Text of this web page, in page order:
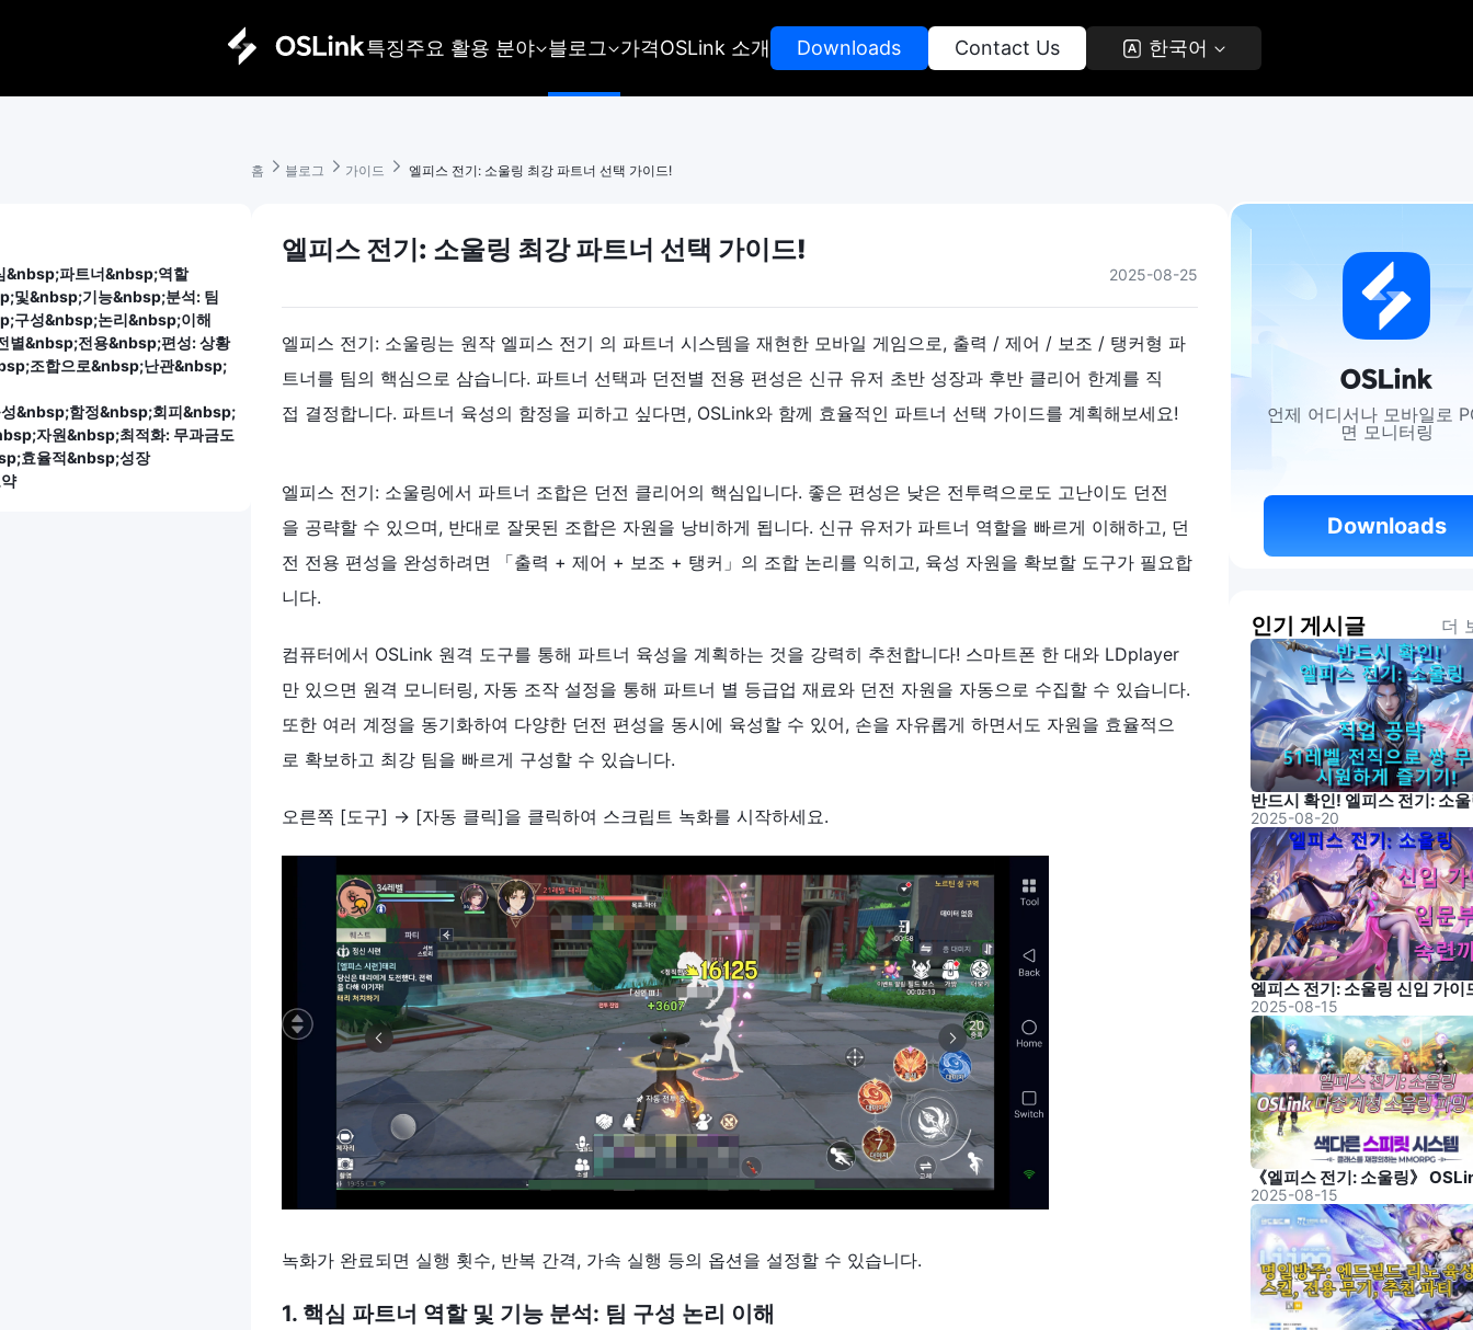
특징주요 활용 분야 블로그 가격OSLink 소개 Downloads Contact Us 한국어
&nbsp;파트너&nbsp;역할
및&nbsp;기능&nbsp;분석: 팀
구성&nbsp;논리&nbsp;이해
별&nbsp;전용&nbsp;편성: 상황
조합으로&nbsp;난관&nbsp;
&nbsp;함정&nbsp;회피&nbsp;
자원&nbsp;최적화: 무과금도
효율적&nbsp;성장
홈 블로그 가이드 엘피스 전기: 소울링 최강 파트너 선택 가이드!
엘피스 전기: 소울링 최강 파트너 선택 가이드!
2025-08-25
엘피스 전기: 소울링는 원작 엘피스 전기 의 파트너 시스템을 재현한 모바일 게임으로, 출력 / 제어 / 보조 / 탱커형 파
트너를 팀의 핵심으로 삼습니다. 파트너 선택과 던전별 전용 편성은 신규 유저 초반 성장과 후반 클리어 한계를 직
접 결정합니다. 파트너 육성의 함정을 피하고 싶다면, OSLink와 함께 효율적인 파트너 선택 가이드를 계획해보세요!
엘피스 전기: 소울링에서 파트너 조합은 던전 클리어의 핵심입니다. 좋은 편성은 낮은 전투력으로도 고난이도 던전
을 공략할 수 있으며, 반대로 잘못된 조합은 자원을 낭비하게 됩니다. 신규 유저가 파트너 역할을 빠르게 이해하고, 던
전 전용 편성을 완성하려면 「출력 + 제어 + 보조 + 탱커」의 조합 논리를 익히고, 육성 자원을 확보할 도구가 필요합
니다.
컴퓨터에서 OSLink 원격 도구를 통해 파트너 육성을 계획하는 것을 강력히 추천합니다! 스마트폰 한 대와 LDplayer
만 있으면 원격 모니터링, 자동 조작 설정을 통해 파트너 별 등급업 재료와 던전 자원을 자동으로 수집할 수 있습니다.
또한 여러 계정을 동기화하여 다양한 던전 편성을 동시에 육성할 수 있어, 손을 자유롭게 하면서도 자원을 효율적으
로 확보하고 최강 팀을 빠르게 구성할 수 있습니다.
오른쪽 [도구] → [자동 클릭]을 클릭하여 스크립트 녹화를 시작하세요.
녹화가 완료되면 실행 횟수, 반복 간격, 가속 실행 등의 옵션을 설정할 수 있습니다.
1. 핵심 파트너 역할 및 기능 분석: 팀 구성 논리 이해
언제 어디서나 모바일로
면 모니터링
Downloads
인기 게시글 더
2025-08-20
2025-08-15
2025-08-15